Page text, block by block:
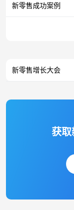
新零售成功案例
新零售增长大会
获取